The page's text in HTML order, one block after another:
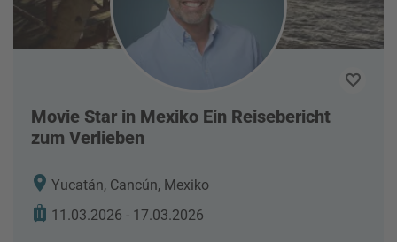
Movie Star in Mexiko Ein Reisebericht
zum Verlieben
Yucatán, Cancún, Mexiko
11.03.2026 - 17.03.2026